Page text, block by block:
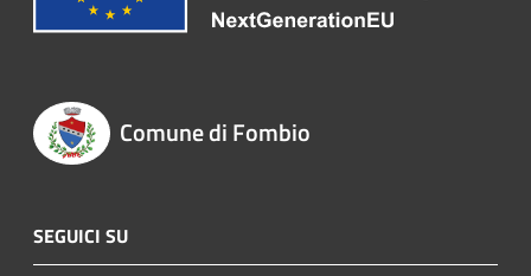
Comune di Fombio
SEGUICI SU